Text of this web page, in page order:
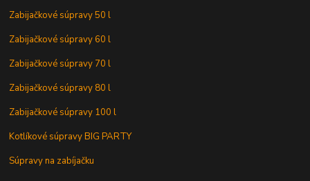
Zabijačkové súpravy 50 l
Zabijačkové súpravy 60 l
Zabijačkové súpravy 70 l
Zabijačkové súpravy 80 l
Zabijačkové súpravy 100 l
Kotlíkové súpravy BIG PARTY
Súpravy na zabíjačku